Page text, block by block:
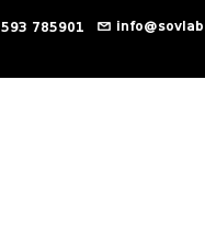
593 785901